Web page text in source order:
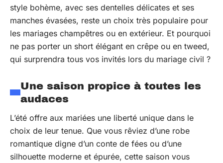
style bohème, avec ses dentelles délicates et ses
manches évasées, reste un choix très populaire pour
les mariages champêtres ou en extérieur. Et pourquoi
ne pas porter un short élégant en crêpe ou en tweed,
qui surprendra tous vos invités lors du mariage civil ?
Une saison propice à toutes les
audaces
L’été offre aux mariées une liberté unique dans le
choix de leur tenue. Que vous rêviez d’une robe
romantique digne d’un conte de fées ou d’une
silhouette moderne et épurée, cette saison vous